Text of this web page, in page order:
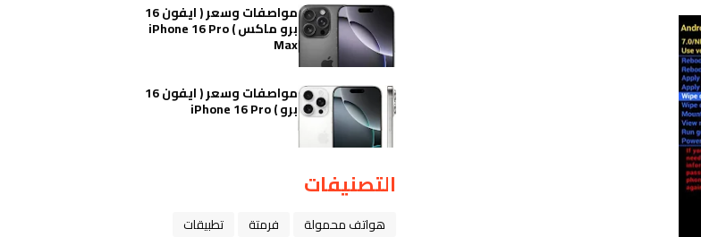
مواصفات وسعر ( ايفون 16
برو ماكس ) iPhone 16 Pro
Max
مواصفات وسعر ( ايفون 16
برو ) iPhone 16 Pro
التصنيفات
هواتف محمولة فرمتة
تطبيقات